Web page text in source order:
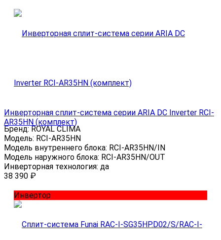
Инверторная сплит-система серии ARIA DC Inverter RCI-
AR35HN (комплект)
Бренд: ROYAL CLIMA
Модель: RCI-AR35HN
Модель внутреннего блока: RCI-AR35HN/IN
Модель наружного блока: RCI-AR35HN/OUT
Инверторная технология: да
38 390 ₽
Инвертор